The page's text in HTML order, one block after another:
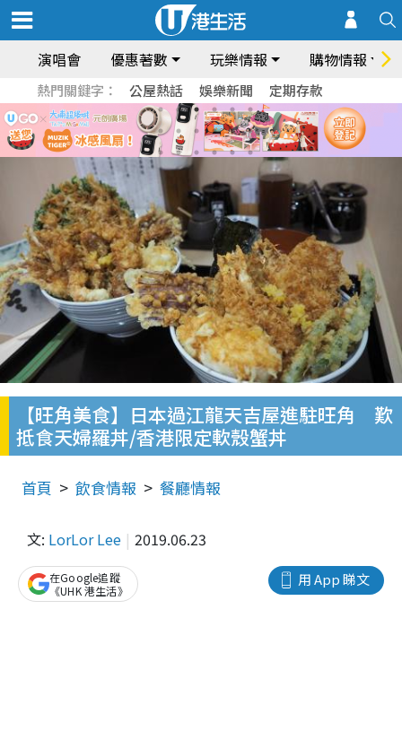
演唱會 優惠著數 玩樂情報 購物情報
熱門關鍵字： 公屋熱話 娛樂新聞 定期存款
【旺角美食】日本過江龍天吉屋進駐旺角 歎
抵食天婦羅丼/香港限定軟殼蟹丼
首頁 飲食情報 餐廳情報
文: LorLor Lee 2019.06.23
用 App 睇文
在Google追蹤
《UHK 港生活》